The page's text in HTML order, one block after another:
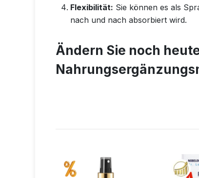
Flexibilität: Sie können es als
nach und nach absorbiert wird.
Ändern Sie noch